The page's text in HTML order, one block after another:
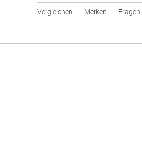
Vergleichen Merken Fragen